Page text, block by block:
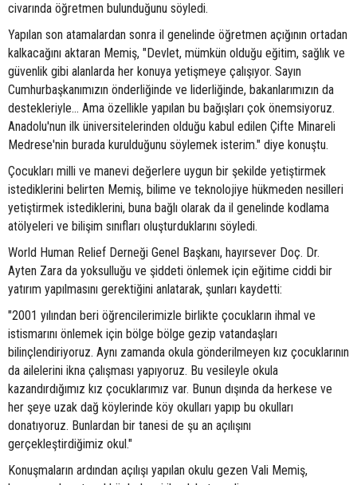
civarında öğretmen bulunduğunu söyledi.
Yapılan son atamalardan sonra il genelinde öğretmen açığının ortadan
kalkacağını aktaran Memiş, "Devlet, mümkün olduğu eğitim, sağlık ve
güvenlik gibi alanlarda her konuya yetişmeye çalışıyor. Sayın
Cumhurbaşkanımızın önderliğinde ve liderliğinde, bakanlarımızın da
destekleriyle... Ama özellikle yapılan bu bağışları çok önemsiyoruz.
Anadolu'nun ilk üniversitelerinden olduğu kabul edilen Çifte Minareli
Medrese'nin burada kurulduğunu söylemek isterim." diye konuştu.
Çocukları milli ve manevi değerlere uygun bir şekilde yetiştirmek
istediklerini belirten Memiş, bilime ve teknolojiye hükmeden nesilleri
yetiştirmek istediklerini, buna bağlı olarak da il genelinde kodlama
atölyeleri ve bilişim sınıfları oluşturduklarını söyledi.
World Human Relief Derneği Genel Başkanı, hayırsever Doç. Dr.
Ayten Zara da yoksulluğu ve şiddeti önlemek için eğitime ciddi bir
yatırım yapılmasını gerektiğini anlatarak, şunları kaydetti:
"2001 yılından beri öğrencilerimizle birlikte çocukların ihmal ve
istismarını önlemek için bölge bölge gezip vatandaşları
bilinçlendiriyoruz. Aynı zamanda okula gönderilmeyen kız çocuklarının
da ailelerini ikna çalışması yapıyoruz. Bu vesileyle okula
kazandırdığımız kız çocuklarımız var. Bunun dışında da herkese ve
her şeye uzak dağ köylerinde köy okulları yapıp bu okulları
donatıyoruz. Bunlardan bir tanesi de şu an açılışını
gerçekleştirdiğimiz okul."
Konuşmaların ardından açılışı yapılan okulu gezen Vali Memiş,